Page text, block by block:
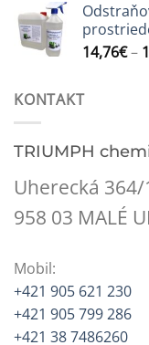
14,76€–
KONTAKT
TRIUMPH
Uherecká 364/
958 03 MALÉ
Mobil:
+421 905 621 230
+421 905 799 286
+421 38 7486260